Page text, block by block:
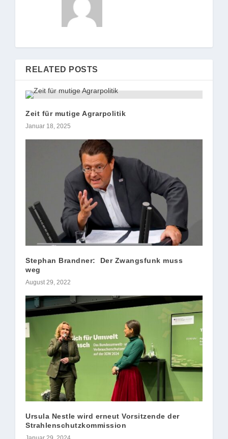
RELATED POSTS
Zeit für mutige Agrarpolitik
Januar 18, 2025
Stephan Brandner: Der Zwangsfunk muss
weg
August 29, 2022
Ursula Nestle wird erneut Vorsitzende der
Strahlenschutzkommission